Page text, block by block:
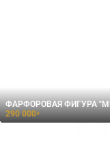
ФАРФОРОВАЯ ФИГУРА
290 000₽